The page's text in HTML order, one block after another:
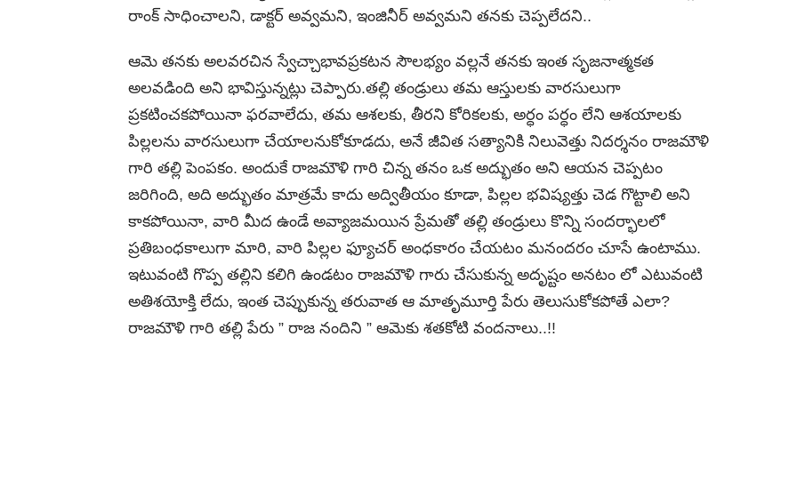
రాంక్ సాధించాలని, డాక్టర్ అవ్వమని, ఇంజినీర్ అవ్వమని తనకు చెప్పలేదని..
ఆమె తనకు అలవరచిన స్వేచ్చాభావప్రకటన సౌలభ్యం వల్లనే తనకు ఇంత సృజనాత్మకత
అలవడింది అని భావిస్తున్నట్లు చెప్పారు.తల్లి తండ్రులు తమ ఆస్తులకు వారసులుగా
ప్రకటించకపోయినా ఫరవాలేదు, తమ ఆశలకు, తీరని కోరికలకు, అర్ధం పర్ధం లేని ఆశయాలకు
పిల్లలను వారసులుగా చేయాలనుకోకూడదు, అనే జీవిత సత్యానికి నిలువెత్తు నిదర్శనం రాజమౌళి
గారి తల్లి పెంపకం. అందుకే రాజమౌళి గారి చిన్న తనం ఒక అద్భుతం అని ఆయన చెప్పటం
జరిగింది, అది అద్భుతం మాత్రమే కాదు అద్వితీయం కూడా, పిల్లల భవిష్యత్తు చెడ గొట్టాలి అని
కాకపోయినా, వారి మీద ఉండే అవ్యాజమయిన ప్రేమతో తల్లి తండ్రులు కొన్ని సందర్భాలలో
ప్రతిబంధకాలుగా మారి, వారి పిల్లల ఫ్యూచర్ అంధకారం చేయటం మనందరం చూసే ఉంటాము.
ఇటువంటి గొప్ప తల్లిని కలిగి ఉండటం రాజమౌళి గారు చేసుకున్న అదృష్టం అనటం లో ఎటువంటి
అతిశయోక్తి లేదు, ఇంత చెప్పుకున్న తరువాత ఆ మాతృమూర్తి పేరు తెలుసుకోకపోతే ఎలా?
రాజమౌళి గారి తల్లి పేరు ” రాజ నందిని ” ఆమెకు శతకోటి వందనాలు..!!